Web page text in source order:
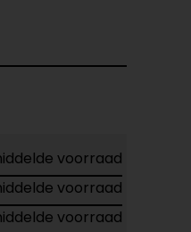
voorraad
voorraad
voorraad